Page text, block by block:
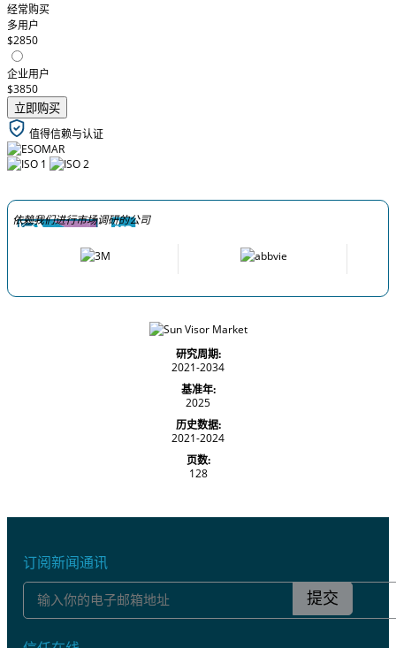
经常购买
多用户
$2850
企业用户
$3850
立即购买
值得信赖与认证
依赖我们进行市场调研的公司
研究周期:
2021-2034
基准年:
2025
历史数据:
2021-2024
页数:
128
订阅新闻通讯
提交